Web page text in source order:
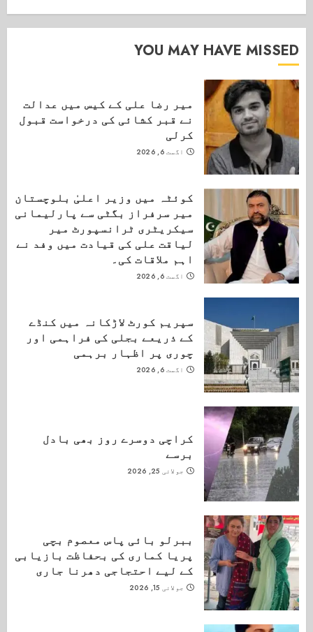
YOU MAY HAVE MISSED
میر رضا علی کے کیس میں عدالت
نے قبر کشائی کی درخواست قبول
کرلی
اگست 6, 2026
کوئٹہ میں وزیر اعلیٰ بلوچستان
میر سرفراز بگٹی سے پارلیمانی
سیکریٹری ٹرانسپورٹ میر
لیاقت علی کی قیادت میں وفد نے
اہم ملاقات کی۔
اگست 6, 2026
سپریم کورٹ لاڑکانہ میں کنڈے
کے ذریعے بجلی کی فراہمی اور
چوری پر اظہار برہمی
اگست 6, 2026
کراچی دوسرے روز بھی بادل
برسے
جولائی 25, 2026
ببرلو بائی پاس معصوم بچی
پریا کماری کی بحفاظت بازیابی
کے لیے احتجاجی دھرنا جاری
جولائی 15, 2026